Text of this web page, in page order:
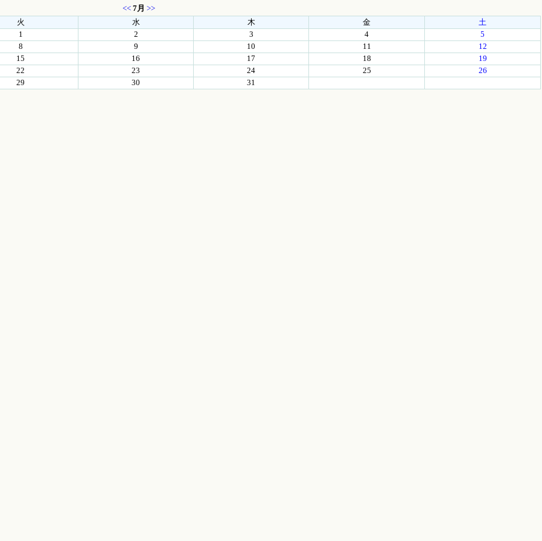
<< 7月 >>
火 水 木 金
土
1
2 3 4
5
8 9 10 11
12
15 16 17 18
19
22 23 24 25
26
29 30 31